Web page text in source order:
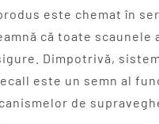
este chemat în
că toate scaunele
Dimpotrivă,
este un semn al
de